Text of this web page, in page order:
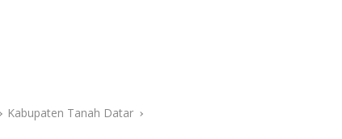
Kabupaten Tanah Datar